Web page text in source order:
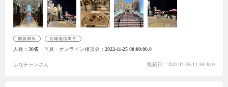
のロケーションとお料理が素敵！そして度肝を抜かれたのは映像作品！ド
ローン使用した映像と、秋田でこんな大きいスクリーンあるんだってくら
い大きく映像を流して頂けるので、是非他の方にも伝えて置きたいと思い
ていくようですのでご注意を！
人数 30名 下見・オンライン相談会 2022-11-25 00:00:00.0
ふなチャンさん 投稿日：2022-11-26 11:39:38.0